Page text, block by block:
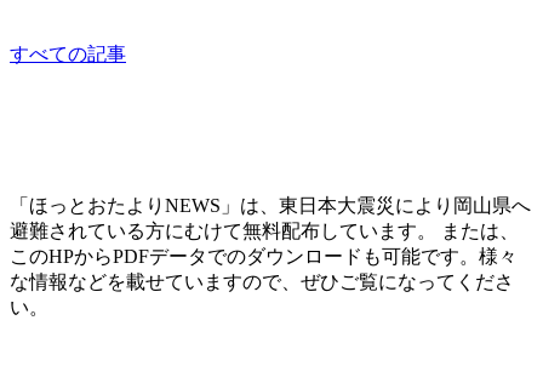
すべての記事
「ほっとおたよりNEWS」は、東日本大震災により岡山県へ
避難されている方にむけて無料配布しています。 または、
このHPからPDFデータでのダウンロードも可能です。様々
な情報などを載せていますので、ぜひご覧になってくださ
い。